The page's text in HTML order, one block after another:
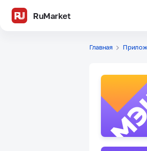
RuMarket
Главная